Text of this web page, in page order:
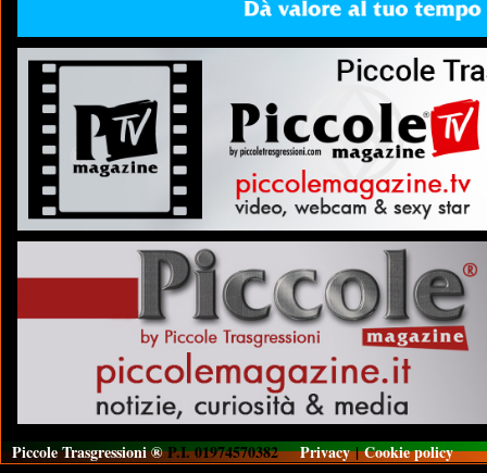
Piccole Trasgressioni ®P.I. 01974570382Privacy|Cookie policy